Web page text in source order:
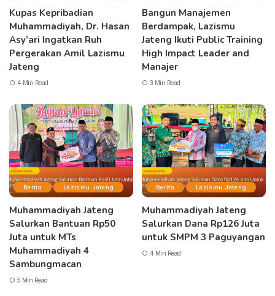
Kupas Kepribadian
Muhammadiyah, Dr. Hasan
Asy’ari Ingatkan Ruh
Pergerakan Amil Lazismu
Jateng
4 Min Read
Bangun Manajemen
Berdampak, Lazismu
Jateng Ikuti Public Training
High Impact Leader and
Manajer
3 Min Read
Berita Lazismu Jateng
Muhammadiyah Jateng
Salurkan Bantuan Rp50
Juta untuk MTs
Muhammadiyah 4
Sambungmacan
5 Min Read
Berita Lazismu Jateng
Muhammadiyah Jateng
Salurkan Dana Rp126 Juta
untuk SMPM 3 Paguyangan
4 Min Read